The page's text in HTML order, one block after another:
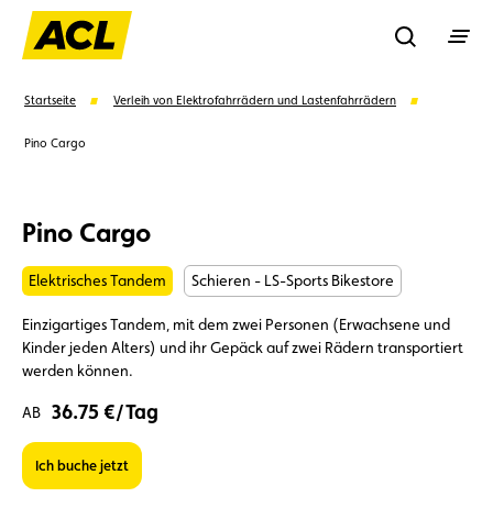
Rechercher
Vorschläge
Mitglied Mitgliedervorteile Vignetten
Umweltplakette Kaufvertrag
Startseite Verleih von Elektrofahrrädern und Lastenfahrrädern
Pino Cargo
Pino Cargo
Elektrisches Tandem Schieren - LS-Sports Bikestore
Einzigartiges Tandem, mit dem zwei Personen (Erwachsene und
Kinder jeden Alters) und ihr Gepäck auf zwei Rädern transportiert
werden können.
AB 36.75 €/Tag
Ich buche jetzt